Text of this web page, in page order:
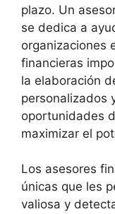
plazo. Un
se dedica a
organizaciones
financieras
la elaboración
personalizados
oportunidades
maximizar el
Los asesores
únicas que les
valiosa y